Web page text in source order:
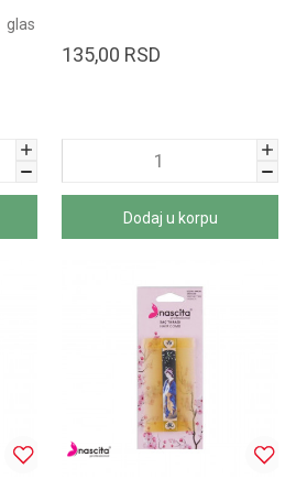
glas
135,00 RSD
Dodaj u korpu